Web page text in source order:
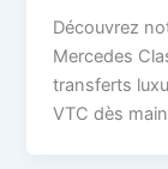
Découvrez
Mercedes
transferts
VTC dès